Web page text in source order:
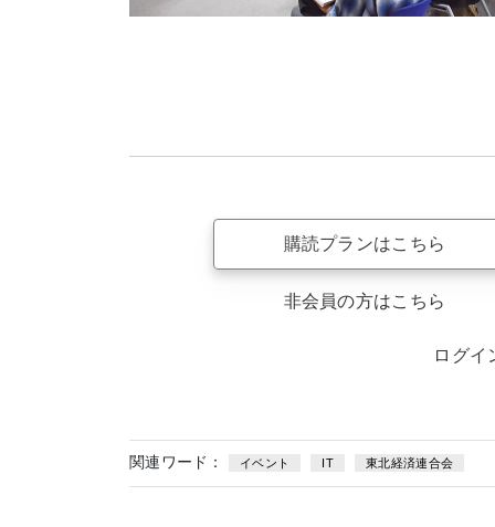
購読プランはこちら
非会員の方はこちら
ログイ
関連ワード： イベント IT 東北経済連合会